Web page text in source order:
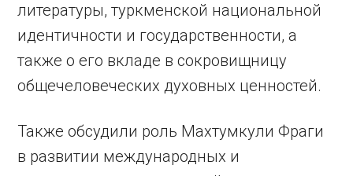
литературы, туркменской национальной
идентичности и государственности, а
также о его вкладе в сокровищницу
общечеловеческих духовных ценностей.
Также обсудили роль Махтумкули Фраги
в развитии международных и